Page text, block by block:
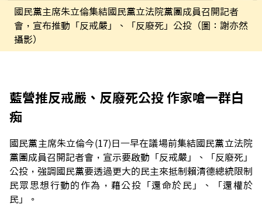
國民黨主席朱立倫集結國民黨立法院黨團成員召開記者
會，宣布推動「反戒嚴」、「反廢死」公投（圖：謝亦然
攝影）
藍營推反戒嚴、反廢死公投 作家嗆一群白
痴
國民黨主席朱立倫今(17)日一早在議場前集結國民黨立法院
黨團成員召開記者會，宣示要啟動「反戒嚴」、「反廢死」
公投，強調國民黨要透過更大的民主來抵制賴清德總統限制
民眾思想行動的作為，藉公投「還命於民」、「還權於
民」。